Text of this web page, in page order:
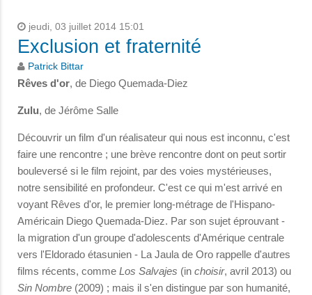
jeudi, 03 juillet 2014 15:01
Exclusion et fraternité
Patrick Bittar
Rêves d'or, de Diego Quemada-Diez
Zulu, de Jérôme Salle
Découvrir un film d'un réalisateur qui nous est inconnu, c'est
faire une rencontre ; une brève rencontre dont on peut sortir
bouleversé si le film rejoint, par des voies mystérieuses,
notre sensibilité en profondeur. C'est ce qui m'est arrivé en
voyant Rêves d'or, le premier long-métrage de l'Hispano-
Américain Diego Quemada-Diez. Par son sujet éprouvant -
la migration d'un groupe d'adolescents d'Amérique centrale
vers l'Eldorado étasunien - La Jaula de Oro rappelle d'autres
films récents, comme Los Salvajes (in choisir, avril 2013) ou
Sin Nombre (2009) ; mais il s'en distingue par son humanité,